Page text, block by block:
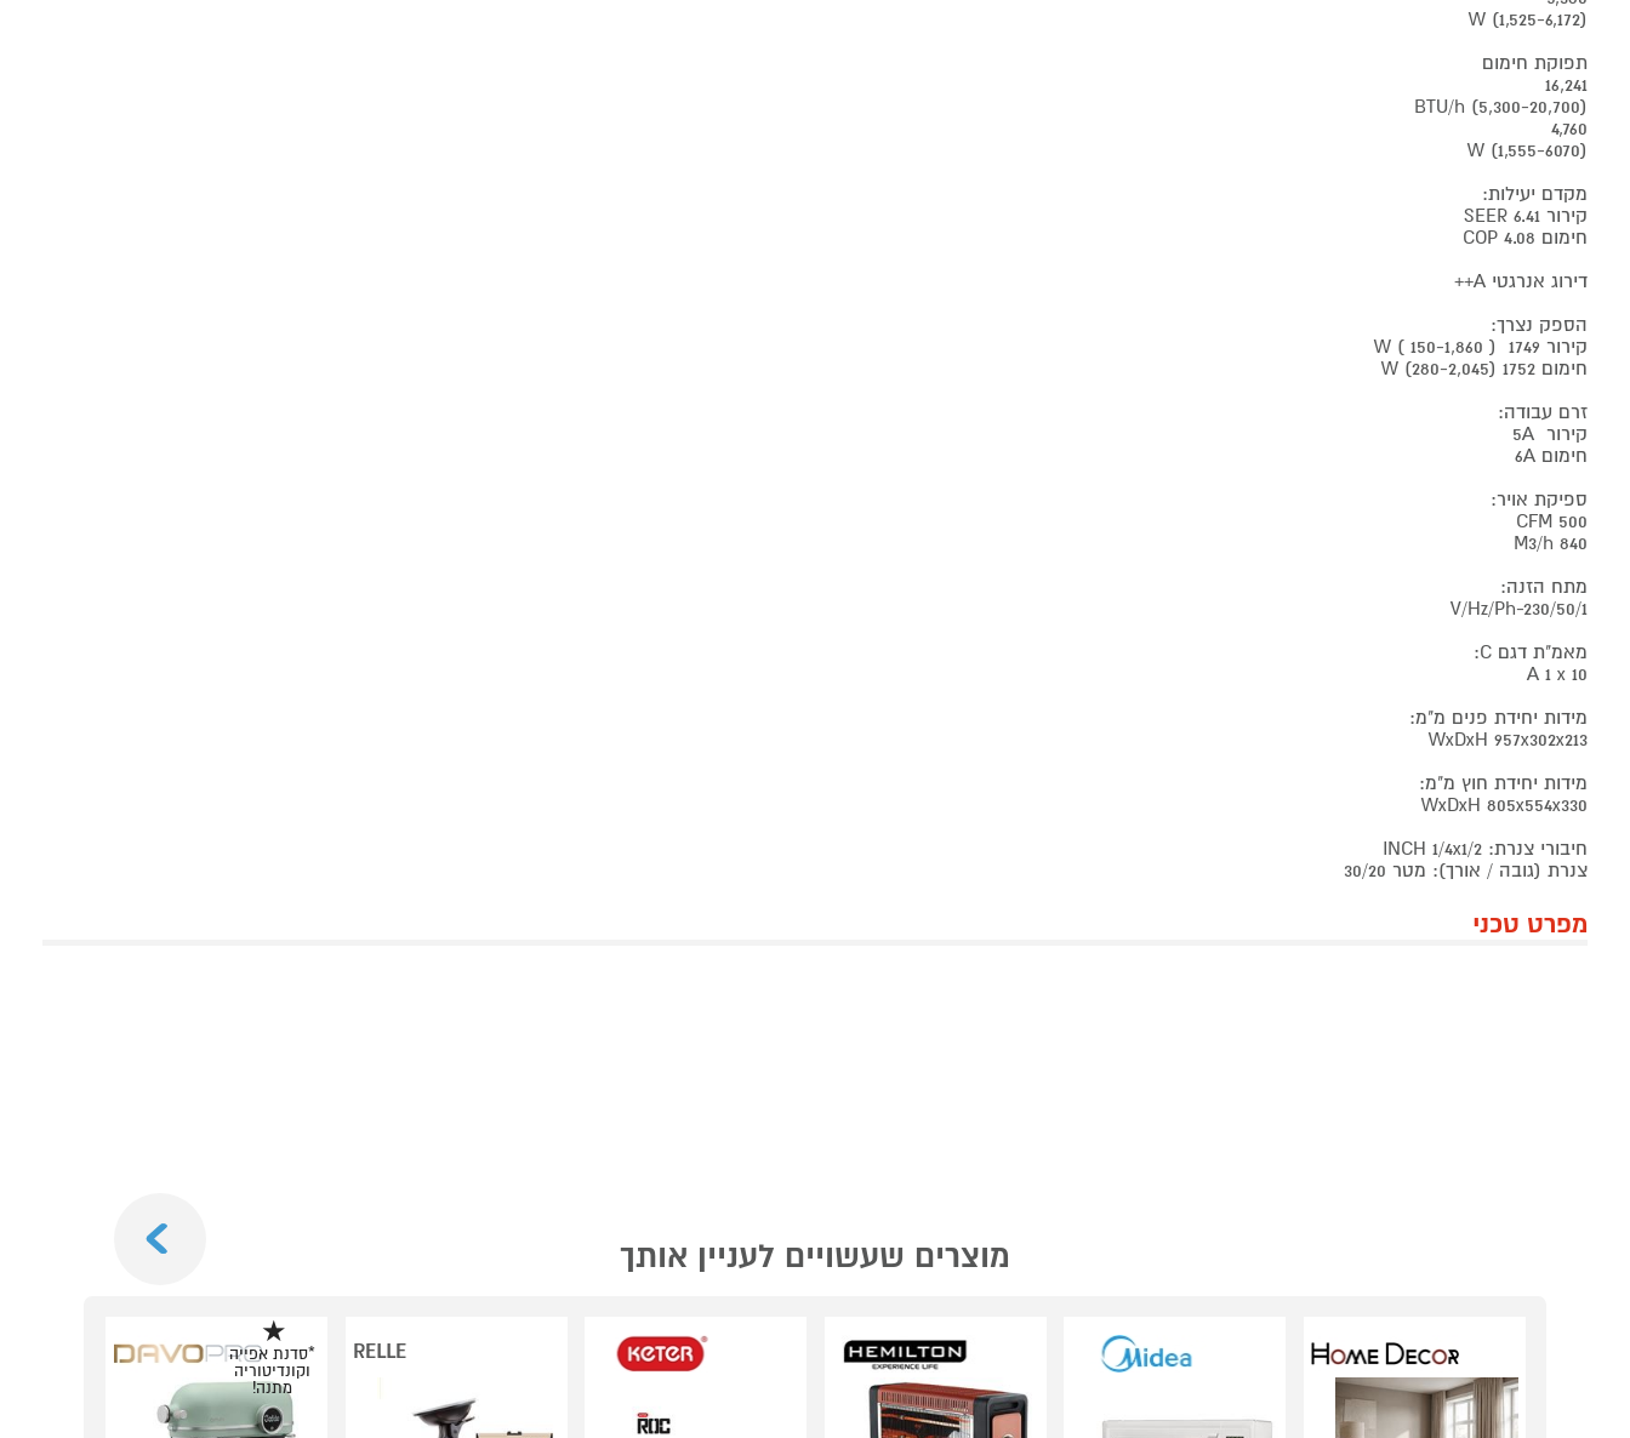
(1,525-6,172) W
תפוקת חימום
16,241
(5,300-20,700) BTU/h
4,760
(1,555-6070) W
מקדם יעילות:
קירור SEER 6.41
חימום COP 4.08
דירוג אנרגטי A++
הספק נצרך:
קירור 1749 ( 150-1,860 ) W
חימום 1752 (280-2,045) W
זרם עבודה:
קירור 5A
חימום 6A
ספיקת אויר:
500 CFM
M3/h 840
מתח הזנה:
V/Hz/Ph-230/50/1
מאמ"ת דגם C:
A 1 x 10
מידות יחידת פנים מ"מ:
WxDxH 957x302x213
מידות יחידת חוץ מ"מ:
WxDxH 805x554x330
חיבורי צנרת: INCH 1/4x1/2
צנרת (גובה / אורך): מטר 30/20
מפרט טכני
מוצרים שעשויים לעניין אותך
RELLE
*סדנת אפייה
וקונדיטוריה
מתנה!